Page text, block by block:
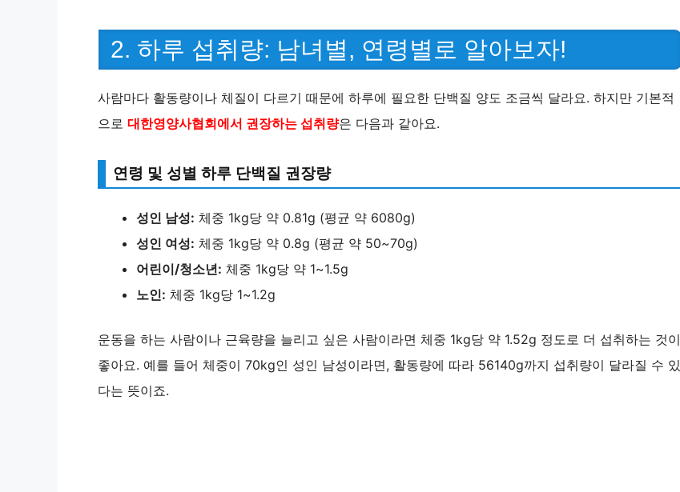
2. 하루 섭취량: 남녀별, 연령별로 알아보자!
사람마다 활동량이나 체질이 다르기 때문에 하루에 필요한 단백질 양도 조금씩 달라요. 하지만 기본적
으로 대한영양사협회에서 권장하는 섭취량은 다음과 같아요.
연령 및 성별 하루 단백질 권장량
성인 남성: 체중 1kg당 약 0.81g (평균 약 6080g)
성인 여성: 체중 1kg당 약 0.8g (평균 약 50~70g)
어린이/청소년: 체중 1kg당 약 1~1.5g
노인: 체중 1kg당 1~1.2g
운동을 하는 사람이나 근육량을 늘리고 싶은 사람이라면 체중 1kg당 약 1.52g 정도로 더 섭취하는 것이
좋아요. 예를 들어 체중이 70kg인 성인 남성이라면, 활동량에 따라 56140g까지 섭취량이 달라질 수 있
다는 뜻이죠.